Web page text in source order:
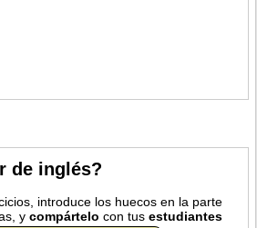
de inglés?
introduce los huecos en la parte
ycompártelo con tusestudiantes